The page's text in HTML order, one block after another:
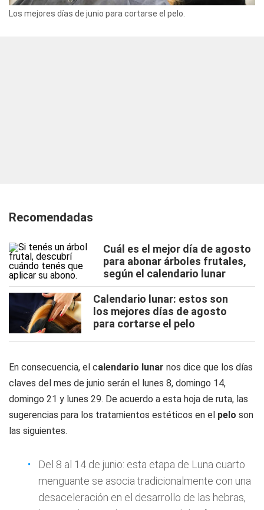
Los mejores días de junio para cortarse el pelo.
Recomendadas
Cuál es el mejor día de agosto
para abonar árboles frutales,
según el calendario lunar
Calendario lunar: estos son
los mejores días de agosto
para cortarse el pelo
En consecuencia, el calendario lunar nos dice que los días
claves del mes de junio serán el lunes 8, domingo 14,
domingo 21 y lunes 29. De acuerdo a esta hoja de ruta, las
sugerencias para los tratamientos estéticos en el pelo son
las siguientes.
Del 8 al 14 de junio: esta etapa de Luna cuarto
menguante se asocia tradicionalmente con una
desaceleración en el desarrollo de las hebras,